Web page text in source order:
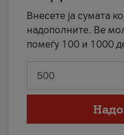
Внесете ја сумата
надополните. Ве
помеѓу 100 и 1000